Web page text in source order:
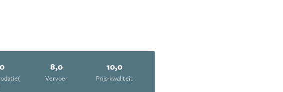
8,0
Vervoer
10,0
Prijs-kwaliteit